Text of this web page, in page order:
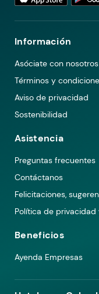
Información
Asóciate con nosotros
Términos y
Aviso de privacidad
Sostenibilidad
Asistencia
Preguntas frecuentes
Contáctanos
Felicitaciones,
Política de
Beneficios
Ayenda Empresas